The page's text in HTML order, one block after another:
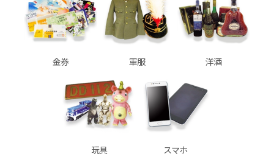
金券 軍服 洋酒
玩具 スマホ